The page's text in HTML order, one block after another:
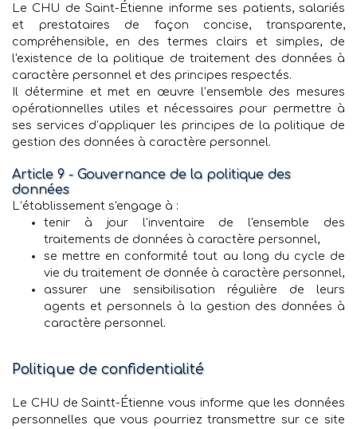
Le CHU de Saint-Étienne informe ses patients, salariés
et prestataires de façon concise, transparente,
compréhensible, en des termes clairs et simples, de
l'existence de la politique de traitement des données à
caractère personnel et des principes respectés.
Il détermine et met en œuvre l’ensemble des mesures
opérationnelles utiles et nécessaires pour permettre à
ses services d’appliquer les principes de la politique de
gestion des données à caractère personnel.
Article 9 - Gouvernance de la politique des
données
L’établissement s'engage à :
tenir à jour l'inventaire de l'ensemble des
traitements de données à caractère personnel,
se mettre en conformité tout au long du cycle de
vie du traitement de donnée à caractère personnel,
assurer une sensibilisation régulière de leurs
agents et personnels à la gestion des données à
caractère personnel.
Politique de confidentialité
Le CHU de Saintt-Étienne vous informe que les données
personnelles que vous pourriez transmettre sur ce site